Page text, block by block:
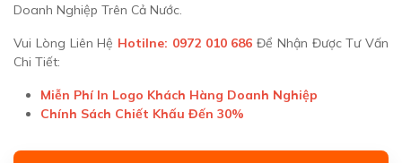
Doanh Nghiệp Trên Cả Nước.
Vui Lòng Liên Hệ Hotilne: 0972 010 686 Để Nhận Được Tư Vấn
Chi Tiết:
Miễn Phí In Logo Khách Hàng Doanh Nghiệp
Chính Sách Chiết Khấu Đến 30%